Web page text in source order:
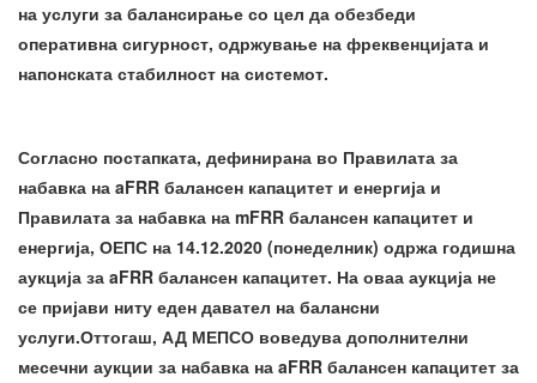
на услуги за балансирање со цел да обезбеди
оперативна сигурност, одржување на фреквенцијата и
напонската стабилност на системот.
Согласно постапката, дефинирана во Правилата за
набавка на aFRR балансен капацитет и енергија и
Правилата за набавка на mFRR балансен капацитет и
енергија, ОЕПС на 14.12.2020 (понеделник) одржа годишна
аукција за aFRR балансен капацитет. На оваа аукција не
се пријави ниту еден давател на балансни
услуги.Оттогаш, АД МЕПСО воведува дополнителни
месечни аукции за набавка на aFRR балансен капацитет за